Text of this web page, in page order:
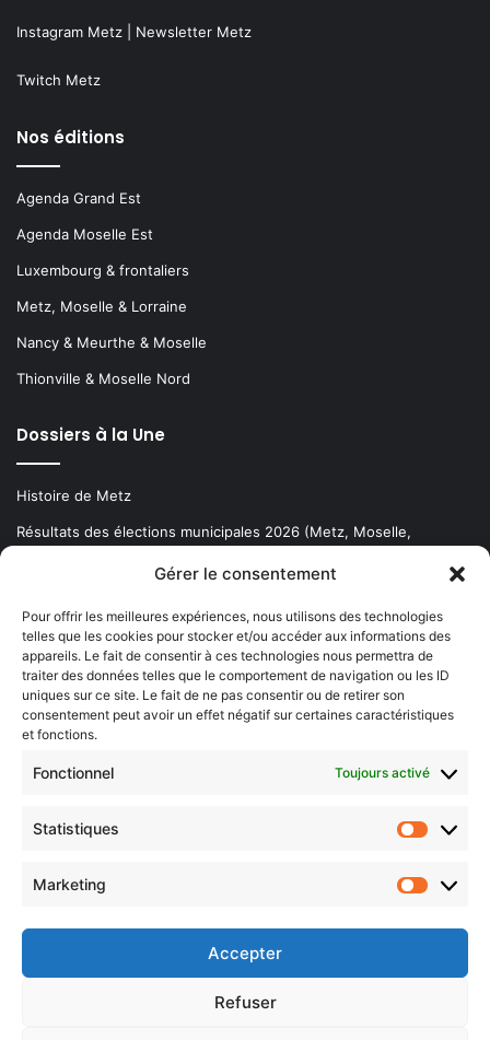
Gérer le consentement
Pour offrir les meilleures expériences, nous utilisons des technologies
telles que les cookies pour stocker et/ou accéder aux informations des
appareils. Le fait de consentir à ces technologies nous permettra de
traiter des données telles que le comportement de navigation ou les ID
uniques sur ce site. Le fait de ne pas consentir ou de retirer son
consentement peut avoir un effet négatif sur certaines caractéristiques
et fonctions.
Fonctionnel Toujours activé
Statistiques
Marketing
Accepter
Refuser
Instagram Metz Newsletter Metz
Twitch Metz
Nos éditions
Agenda Grand Est
Agenda Moselle Est
Luxembourg & frontaliers
Metz, Moselle & Lorraine
Nancy & Meurthe & Moselle
Thionville & Moselle Nord
Dossiers à la Une
Histoire de Metz
Résultats des élections municipales 2026 (Metz, Moselle,
Newsletter gratuite
Choisissez : matin, soir ou hebdo ?
votre